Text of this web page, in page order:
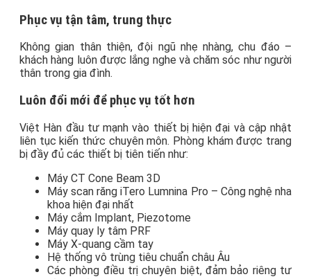
Phục vụ tận tâm, trung thực
Không gian thân thiện, đội ngũ nhẹ nhàng, chu đáo –
khách hàng luôn được lắng nghe và chăm sóc như người
thân trong gia đình.
Luôn đổi mới để phục vụ tốt hơn
Việt Hàn đầu tư mạnh vào thiết bị hiện đại và cập nhật
liên tục kiến thức chuyên môn. Phòng khám được trang
bị đầy đủ các thiết bị tiên tiến như:
Máy CT Cone Beam 3D
Máy scan răng iTero Lumnina Pro – Công nghệ nha
khoa hiện đại nhất
Máy cắm Implant, Piezotome
Máy quay ly tâm PRF
Máy X-quang cầm tay
Hệ thống vô trùng tiêu chuẩn châu Âu
Các phòng điều trị chuyên biệt, đảm bảo riêng tư